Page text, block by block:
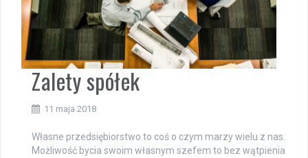
Zalety spółek
11 maja 2018
Własne przedsiębiorstwo to coś o czym marzy wielu z nas.
Możliwość bycia swoim własnym szefem to bez wątpienia